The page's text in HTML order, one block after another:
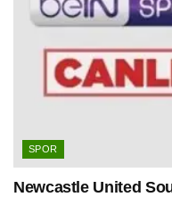
SPOR
Newcastle United